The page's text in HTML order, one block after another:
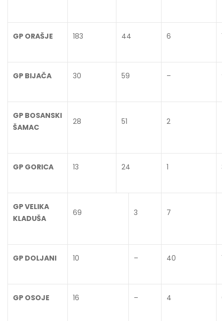
GP ORAŠJE 183 44 6
GP BIJAČA 30 59 –
GP BOSANSKI
ŠAMAC
28 51 2
GP GORICA 13 24 1
GP VELIKA
KLADUŠA
69 3 7
GP DOLJANI 10 – 40
GP OSOJE 16 – 4